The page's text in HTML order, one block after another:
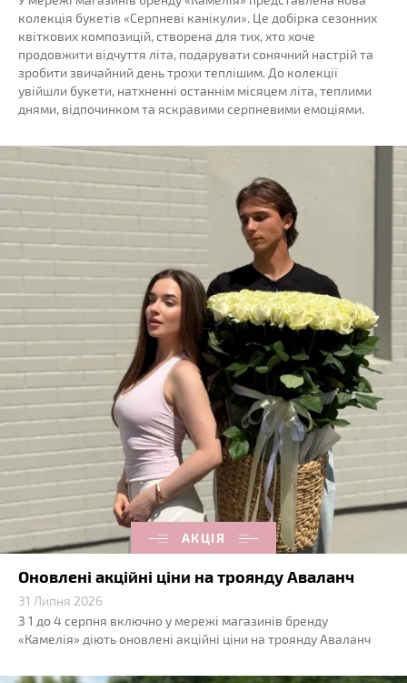
колекція букетів «Серпневі канікули». Це добірка сезонних
квіткових композицій, створена для тих, хто хоче
продовжити відчуття літа, подарувати сонячний настрій та
зробити звичайний день трохи теплішим. До колекції
увійшли букети, натхненні останнім місяцем літа, теплими
днями, відпочинком та яскравими серпневими емоціями.
АКЦІЯ
Оновлені акційні ціни на троянду Аваланч
31 Липня 2026
З 1 до 4 серпня включно у мережі магазинів бренду
«Камелія» діють оновлені акційні ціни на троянду Аваланч